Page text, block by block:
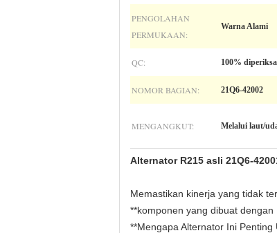
PENGOLAHAN
PERMUKAAN:
Warna Alami
QC: 100%
NOMOR BAGIAN: 21Q6-42002
MENGANGKUT: Melalui laut/
Alternator R215 asli 21Q6-
Memastikan kinerja yang tidak
**komponen yang dibuat
**Mengapa Alternator Ini Penting